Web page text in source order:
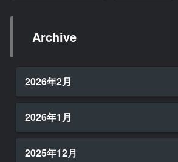
Archive
2026年2月
2026年1月
2025年12月